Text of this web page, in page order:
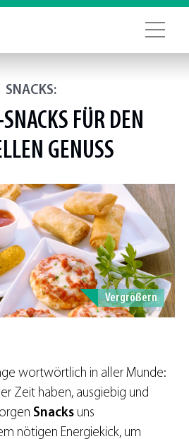
SNACKS:
FÜR DEN
GENUSS
Vergrößern
wortwörtlich in aller Munde:
Zeit haben, ausgiebig und
Snacks uns
nötigen Energiekick, um